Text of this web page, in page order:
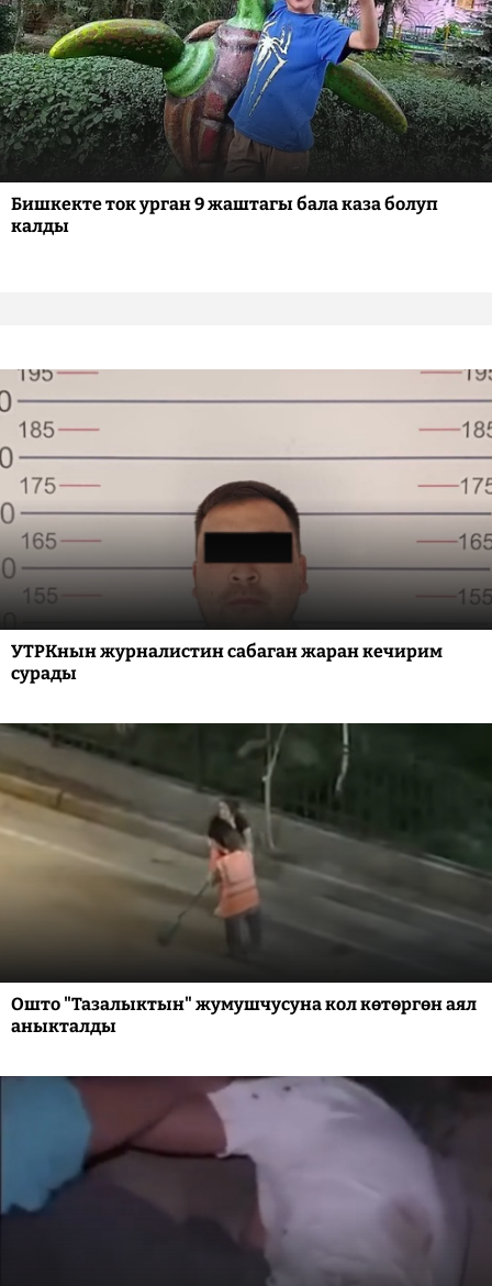
Бишкекте ток урган 9 жаштагы бала каза болуп
калды
УТРКнын журналистин сабаган жаран кечирим
сурады
Ошто "Тазалыктын" жумушчусуна кол көтөргөн аял
аныкталды